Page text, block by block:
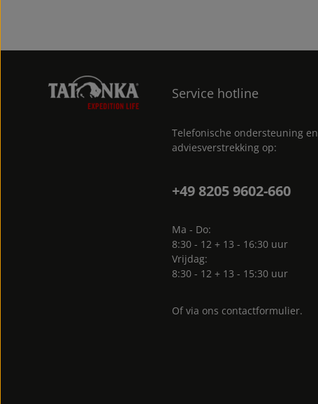
Service hotline
Telefonische ondersteuning en
adviesverstrekking op:
+49 8205 9602-660
Ma - Do:
8:30 - 12 + 13 - 16:30 uur
Vrijdag:
8:30 - 12 + 13 - 15:30 uur
Of via ons contactformulier.